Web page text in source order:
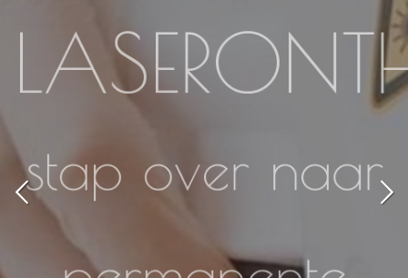
stap over naar